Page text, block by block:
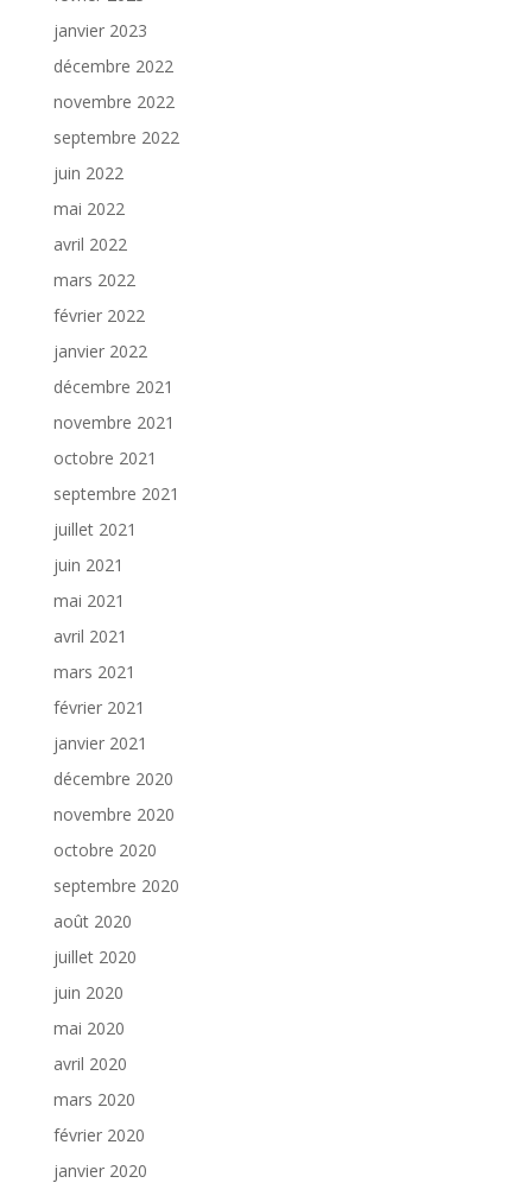
janvier 2023
décembre 2022
novembre 2022
septembre 2022
juin 2022
mai 2022
avril 2022
mars 2022
février 2022
janvier 2022
décembre 2021
novembre 2021
octobre 2021
septembre 2021
juillet 2021
juin 2021
mai 2021
avril 2021
mars 2021
février 2021
janvier 2021
décembre 2020
novembre 2020
octobre 2020
septembre 2020
août 2020
juillet 2020
juin 2020
mai 2020
avril 2020
mars 2020
février 2020
janvier 2020